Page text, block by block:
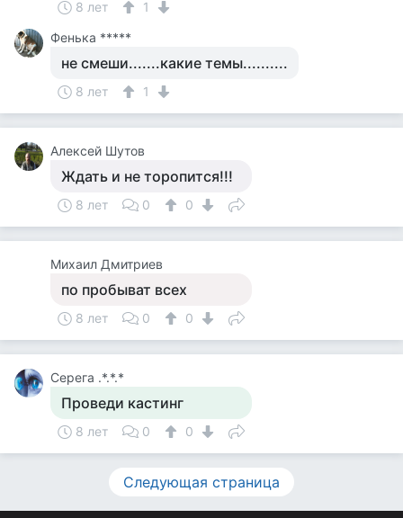
8 лет
1
Фенька *****
не смеши.......какие темы..........
8 лет 1
Алексей Шутов
Ждать и не торопится!!!
8 лет 0 0
Михаил Дмитриев
по пробыват всех
8 лет 0 0
Серега .*.*.*
Проведи кастинг
8 лет 0 0
Следующая страница